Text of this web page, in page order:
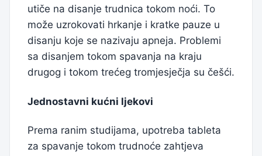
utiče na disanje trudnica tokom noći. To
može uzrokovati hrkanje i kratke pauze u
disanju koje se nazivaju apneja. Problemi
sa disanjem tokom spavanja na kraju
drugog i tokom trećeg tromjesječja su češći.
Jednostavni kućni ljekovi
Prema ranim studijama, upotreba tableta
za spavanje tokom trudnoće zahtjeva